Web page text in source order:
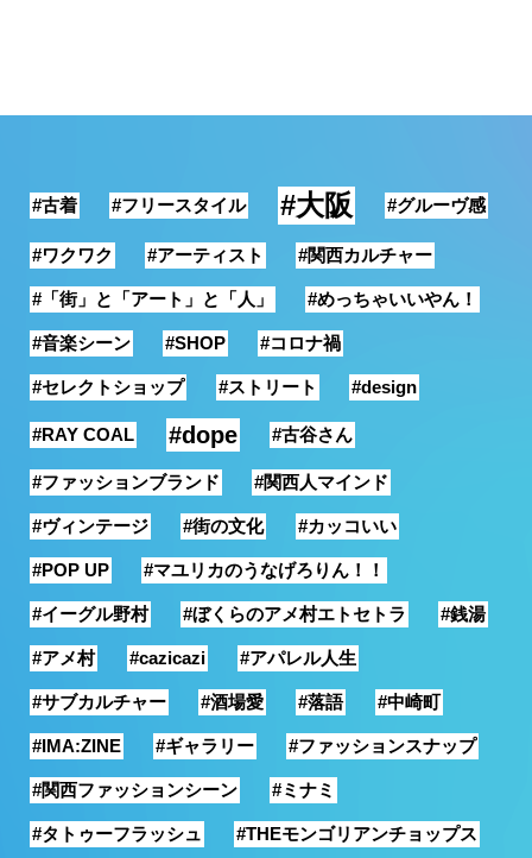
バファ
ャップ
頓堀
銭湯
#古着 #フリースタイル #大阪 #グルーヴ感
#ワクワク #アーティスト #関西カルチャー
#「街」と「アート」と「人」 #めっちゃいいやん！
#音楽シーン #SHOP #コロナ禍
#セレクトショップ #ストリート #design
#RAY COAL #dope #古谷さん
#ファッションブランド #関西人マインド
#ヴィンテージ #街の文化 #カッコいい
#POP UP #マユリカのうなげろりん！！
#イーグル野村 #ぼくらのアメ村エトセトラ #銭湯
#アメ村 #cazicazi #アパレル人生
#サブカルチャー #酒場愛 #落語 #中崎町
#IMA:ZINE #ギャラリー #ファッションスナップ
#関西ファッションシーン #ミナミ
#タトゥーフラッシュ #THEモンゴリアンチョップス